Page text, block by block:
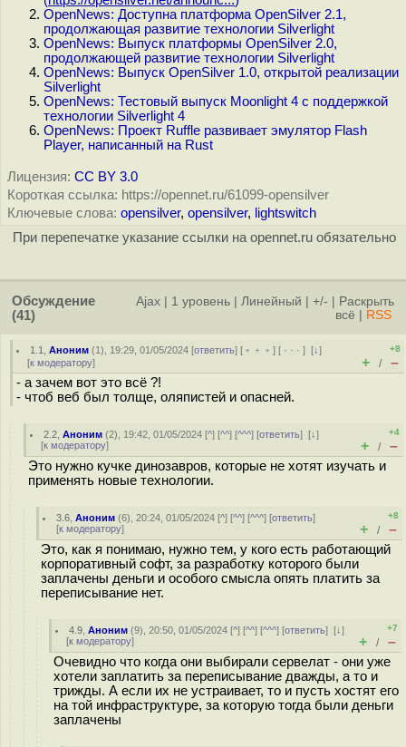
OpenNews: Доступна платформа OpenSilver 2.1,
продолжающая развитие технологии Silverlight
OpenNews: Выпуск платформы OpenSilver 2.0,
продолжающей развитие технологии Silverlight
OpenNews: Выпуск OpenSilver 1.0, открытой реализации
Silverlight
OpenNews: Тестовый выпуск Moonlight 4 с поддержкой
технологии Silverlight 4
OpenNews: Проект Ruffle развивает эмулятор Flash
Player, написанный на Rust
Лицензия: CC BY 3.0
Короткая ссылка: https://opennet.ru/61099-opensilver
Ключевые слова: opensilver, opensilver, lightswitch
При перепечатке указание ссылки на opennet.ru обязательно
Обсуждение
(41)
Ajax 1 уровень Линейный +/-
Раскрыть
всё
RSS
1.1 ,Аноним (1), 19:29, 01/05/2024 [ответить] [ ﹢﹢﹢] [ · · ·][↓]
[к модератору]
+8
+ / –
- а зачем вот это всё ?!
- чтоб веб был толще, оляпистей и опасней.
2.2 ,Аноним (2), 19:42, 01/05/2024 [^] [^^] [^^^] [ответить][↓]
[к модератору]
+4
+ / –
Это нужно кучке динозавров, которые не хотят изучать и
применять новые технологии.
3.6 ,Аноним (6), 20:24, 01/05/2024 [^] [^^] [^^^] [ответить]
[к модератору]
+8
+ / –
Это, как я понимаю, нужно тем, у кого есть работающий
корпоративный софт, за разработку которого были
заплачены деньги и особого смысла опять платить за
переписывание нет.
4.9 ,Аноним (9), 20:50, 01/05/2024 [^] [^^] [^^^] [ответить][↓]
[к модератору]
+7
+ / –
Очевидно что когда они выбирали сервелат - они уже
хотели заплатить за переписывание дважды, а то и
трижды. А если их не устраивает, то и пусть хостят его
на той инфраструктуре, за которую тогда были деньги
заплачены